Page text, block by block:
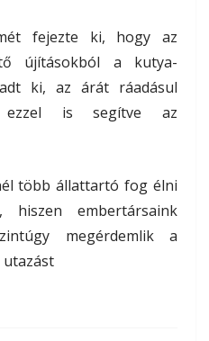
fejezte ki, hogy az
újításokból a kutya-
ki, az árát ráadásul
ezzel is segítve az
több állattartó fog élni
hiszen embertársaink
megérdemlik a
utazást